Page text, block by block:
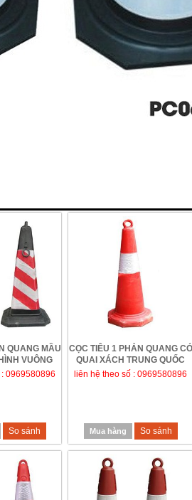
QUANG MẦU
VUÔNG
0969580896
So sánh
CỌC TIÊU 1 PHẢN QUANG CÓ
QUAI XÁCH TRUNG QUỐC
liên hệ theo số : 0969580896
Mua hàng So sánh
CÔNG TRƯỜNG ĐANG THI
CÔNG BÁO HIỆU
hệ theo số : 0969580896
hàng So sánh
GĂNG TAY
56 CM -
liên hệ
Mua